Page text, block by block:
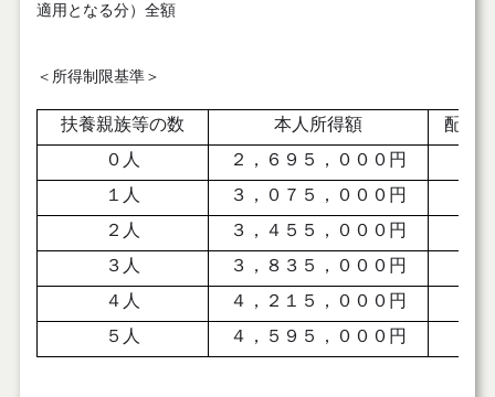
適用となる分）全額
＜所得制限基準＞
扶養親族等の数 本人所得額
配偶
０人
２，６９５，０００円
１人
３，０７５，０００円
２人
３，４５５，０００円
３人
３，８３５，０００円
４人
４，２１５，０００円
５人
４，５９５，０００円